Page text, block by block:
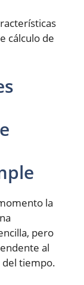
cálculo de
la
pero
al
del tiempo.